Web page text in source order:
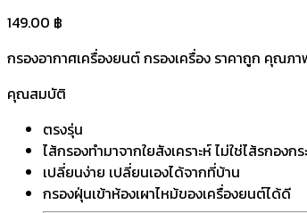
149.00 ฿
กรองอากาศเครื่องยนต์ กรองเครื่อง ราคาถูก คุณภ
คุณสมบัติ
ตรงรุ่น
ไส้กรองทำมาจากใยสังเคราะห์ ไม่ใช่ไส้รกองก
เปลี่ยนง่าย เปลี่ยนเองได้จากที่บ้าน
กรองฝุ่นเข้าห้องเผาไหม้ของเครื่องยนต์ได้ดี